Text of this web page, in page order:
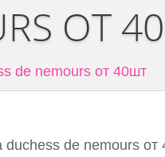
ОТ
de nemours от 40шт
de nemours от